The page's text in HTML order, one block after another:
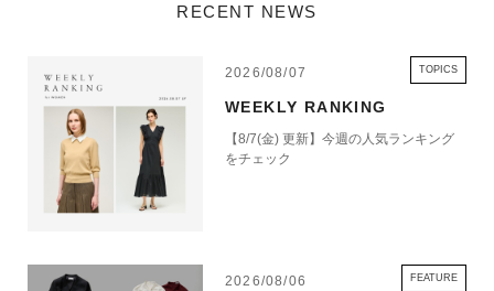
RECENT NEWS
2026/08/07 TOPICS
WEEKLY RANKING
【8/7(金) 更新】今週の人気ランキング
をチェック
2026/08/06 FEATURE